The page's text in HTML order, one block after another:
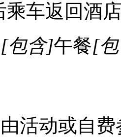
乘车返回酒
[包含]午餐[
活动或自